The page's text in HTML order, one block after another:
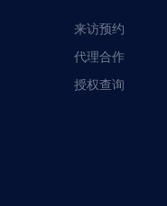
来访预约
代理合作
授权查询